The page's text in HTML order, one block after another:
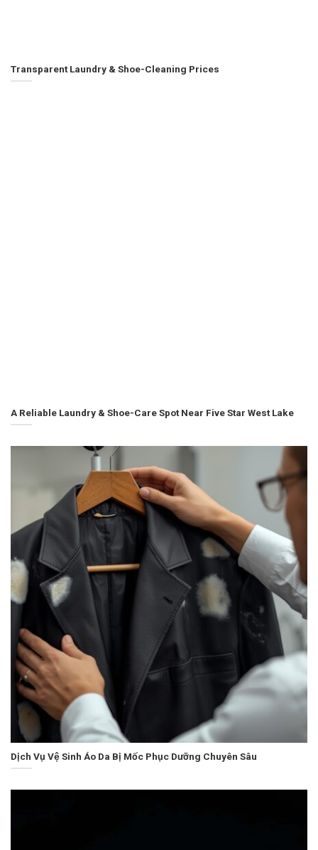
Transparent Laundry & Shoe-Cleaning Prices
A Reliable Laundry & Shoe-Care Spot Near Five Star West Lake
Dịch Vụ Vệ Sinh Áo Da Bị Mốc Phục Dưỡng Chuyên Sâu